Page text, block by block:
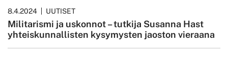
8.4.2024 UUTISET
Militarismi ja uskonnot – tutkija Susanna Hast
yhteiskunnallisten kysymysten jaoston vieraana